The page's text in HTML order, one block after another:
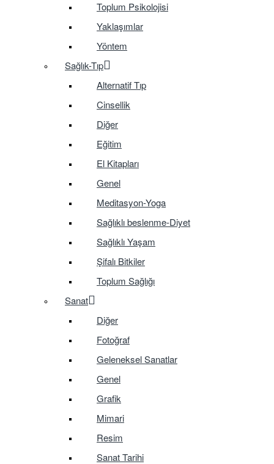
Toplum Psikolojisi
Yaklaşımlar
Yöntem
Sağlık-Tıp
Alternatif Tıp
Cinsellik
Diğer
Eğitim
El Kitapları
Genel
Meditasyon-Yoga
Sağlıklı beslenme-Diyet
Sağlıklı Yaşam
Şifalı Bitkiler
Toplum Sağlığı
Sanat
Diğer
Fotoğraf
Geleneksel Sanatlar
Genel
Grafik
Mimari
Resim
Sanat Tarihi